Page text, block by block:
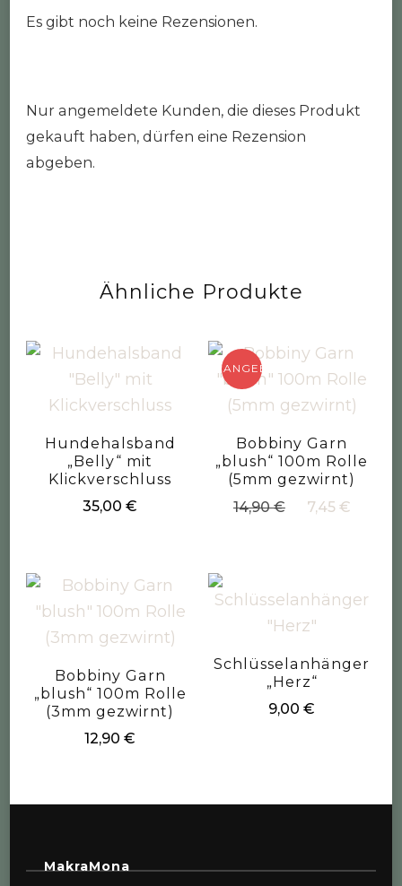
Es gibt noch keine Rezensionen.
Nur angemeldete Kunden, die dieses Produkt
gekauft haben, dürfen eine Rezension
abgeben.
Ähnliche Produkte
Hundehalsband
„Belly“ mit
Klickverschluss
35,00€
ANGEBOT!
Bobbiny Garn
„blush“ 100m Rolle
(5mm gezwirnt)
14,90€ 7,45 €
Bobbiny Garn
„blush“ 100m Rolle
(3mm gezwirnt)
12,90€
Schlüsselanhänger
„Herz“
9,00€
MakraMona